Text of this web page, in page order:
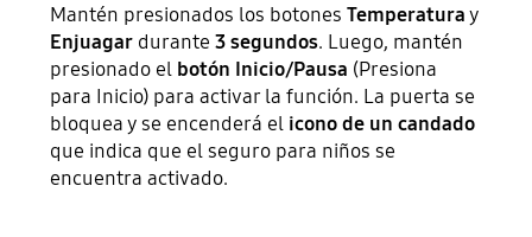
Mantén presionados los botonesTemperaturay
Enjuagar durante3 segundos. Luego, mantén
presionado el botón Inicio/Pausa (Presiona
para Inicio) para activar la función. La puerta se
bloquea y se encenderá el icono de un candado
que indica que el seguro para niños se
encuentra activado.